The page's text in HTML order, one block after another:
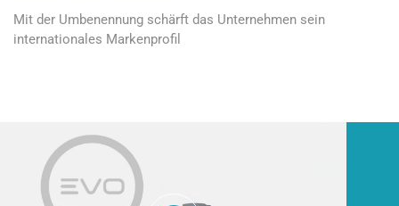
Mit der Umbenennung schärft das Unternehmen sein
internationales Markenprofil